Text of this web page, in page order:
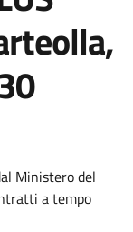
Ministero del
a tempo